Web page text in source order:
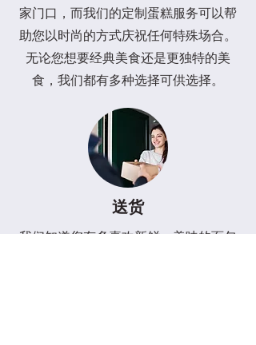
6" 莓满幸福蛋糕
價格
MYR 128.00
4" 草莓开心果巴斯克芝士蛋糕
價格
MYR 48.00
6" 草莓开心果巴斯克芝士蛋糕
價格
MYR 88.00
母亲节限量礼盒
一般價格
MYR 108.00促銷價格
MYR 88.00
8"水果花束蛋糕
價格
MYR 168.00
4" 芒果蓝莓花漾蛋糕
價格
MYR 68.00
2" 小熊三宝蛋糕
價格
MYR 88.00
6"爸爸王座蛋糕
價格
MYR 128.00
6寸爸爸奖状蛋糕
價格
MYR 108.00
6"香印葡萄蛋糕
價格
MYR 128.00
6" 向日葵花蛋糕
價格
MYR 128.00
6"康乃馨花束蛋糕
一般價格
MYR 128.00促銷價格
MYR 118.00
六六大顺礼盒 (素食)
價格
MYR 142.00
六六大顺礼盒
價格
MYR 128.00
喜乐套装(素食)
價格
MYR 42.00
家门口，而我们的定制蛋糕服务可以帮
助您以时尚的方式庆祝任何特殊场合。
无论您想要经典美食还是更独特的美
食，我们都有多种选择可供选择。
送货
我们知道您有多喜欢新鲜、美味的面包